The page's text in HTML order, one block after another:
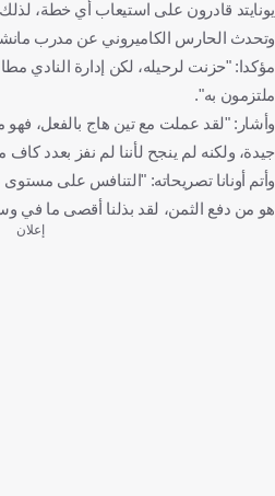
يونايتد قادرون على استيعاب أي خطة،
وتحدث الحارس الكاميروني عن مدرب
مؤكدا: "حزنت لرحيله، لكن إدارة النادي
ملتزمون به".
وأشار: "لقد عملت مع تين هاج بالفعل،
جيدة، ولكنه لم ينجح لأننا لم نفز بعدد كاف
وأتم أونانا تصريحاته: "التنافس على
هو من دفع الثمن، لقد بذلنا أقصى ما في
إعلان